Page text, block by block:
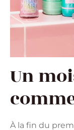
Un
À la fin du